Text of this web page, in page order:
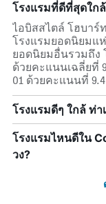
โรงแรมที่ดีที่สุดใก
ไอบิสสไตล์ โฮบาร์
โรงแรมยอดนิยมแห่
ยอดนิยมอื่นรวมถึง
ด้วยคะแนนเฉลี่ยที่
01 ด้วยคะแนนที่ 9.4
โรงแรมดีๆ ใกล้ ท่
โรงแรมไหนดีใน
วง?